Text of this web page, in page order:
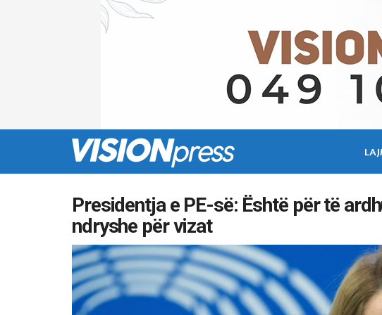
Presidentja e PE-së: Është për të
ndryshe për vizat